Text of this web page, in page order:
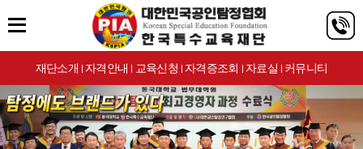
재단소개 | 자격안내 | 교육신청 | 자격증조회 | 자료실 | 커뮤니티